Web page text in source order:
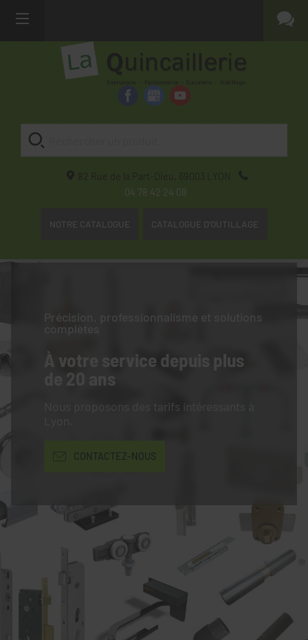
82 Rue de la Part-Dieu, 69003
LYON
04 78 42 24 08
NOTRE CATALOGUE CATALOGUE D'OUTILLAGE
Précision, professionnalisme et solutions
complètes
À votre service depuis plus
de 20 ans
Nous proposons des tarifs intéressants à
CONTACTEZ-NOUS